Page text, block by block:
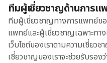
ทีมผู้เชี่ยวชาญด้านการแ
ทีมผู้เชี่ยวชาญทางการแพทย์
แพทย์และผู้เชี่ยวชาญเฉพาะทา
เว็บไซต์ของเราตามความเชี่ย
เชี่ยวชาญของเราจะช่วยรับรอ